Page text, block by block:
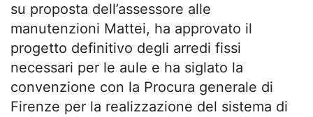
su proposta dell’assessore alle
manutenzioni Mattei, ha approvato il
progetto definitivo degli arredi fissi
necessari per le aule e ha siglato la
convenzione con la Procura generale di
Firenze per la realizzazione del sistema di